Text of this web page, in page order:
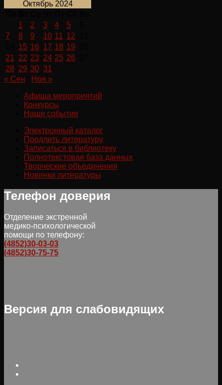
Октябрь 2024
1
2 3 4 5
7
8 9 10 11 12
15 16 17 18 19
21 22 23 24 25 26
28 29 30 31
« Сен
Ноя »
Афиша мероприятий
Конкурсы
Наши события
Электронный каталог
Продлить литературу
Записаться в библиотеку
Полнотекстовая база данных
Творческие объединения
Новинки литературы
Телефон доверия
Отделение экстренной
медико-психологической
помощи по телефону:
(4852)30-03-03
(4852)30-75-75
Версия для слабовидящих